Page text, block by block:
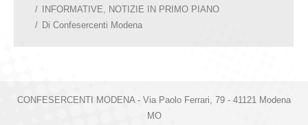
INFORMATIVE, NOTIZIE IN PRIMO PIANO
Di Confesercenti Modena
CONFESERCENTI MODENA - Via Paolo Ferrari, 79 - 41121 Modena
MO